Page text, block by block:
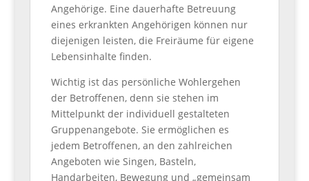
Angehörige. Eine dauerhafte Betreuung
eines erkrankten Angehörigen können nur
diejenigen leisten, die Freiräume für eigene
Lebensinhalte finden.
Wichtig ist das persönliche Wohlergehen
der Betroffenen, denn sie stehen im
Mittelpunkt der individuell gestalteten
Gruppenangebote. Sie ermöglichen es
jedem Betroffenen, an den zahlreichen
Angeboten wie Singen, Basteln,
Handarbeiten, Bewegung und „gemeinsam